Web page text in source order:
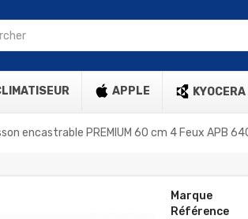
APPLE KYOCERA
encastrable PREMIUM 60 cm 4 Feux APB
Marque
Référence